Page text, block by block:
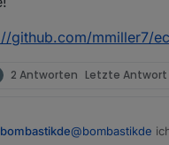
github.com/mmiller7/
2 Antworten Letzte Antwort
bombastikde@bombastikde